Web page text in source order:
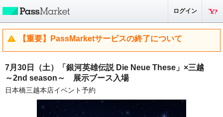
ログイン
【重要】PassMarketサービスの終了について
7月30日（土）「銀河英雄伝説 Die Neue These」×三越
～2nd season～ 展示ブース入場
日本橋三越本店イベント予約